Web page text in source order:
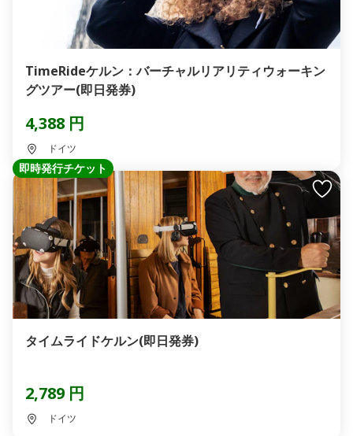
TimeRideケルン：バーチャルリアリティウォーキン
グツアー(即日発券)
4,388 円
ドイツ
即時発行チケット
タイムライドケルン(即日発券)
2,789 円
ドイツ